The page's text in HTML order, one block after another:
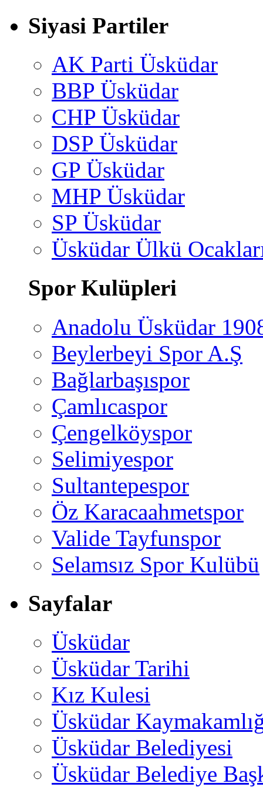
Siyasi Partiler
AK Parti Üsküdar
BBP Üsküdar
CHP Üsküdar
DSP Üsküdar
GP Üsküdar
MHP Üsküdar
SP Üsküdar
Üsküdar Ülkü
Spor Kulüpleri
Anadolu Üsküdar
Beylerbeyi Spor A.Ş
Bağlarbaşıspor
Çamlıcaspor
Çengelköyspor
Selimiyespor
Sultantepespor
Öz Karacaahmetspor
Valide Tayfunspor
Selamsız Spor Kulübü
Sayfalar
Üsküdar
Üsküdar Tarihi
Kız Kulesi
Üsküdar
Üsküdar Belediyesi
Üsküdar Belediye